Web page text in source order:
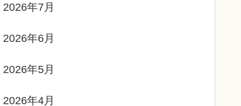
2026年7月
2026年6月
2026年5月
2026年4月